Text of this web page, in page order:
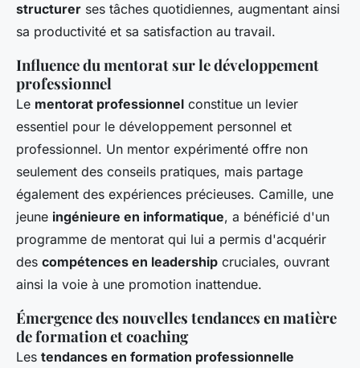
structurer ses tâches quotidiennes, augmentant ainsi
sa productivité et sa satisfaction au travail.
Influence du mentorat sur le développement
professionnel
Le mentorat professionnel constitue un levier
essentiel pour le développement personnel et
professionnel. Un mentor expérimenté offre non
seulement des conseils pratiques, mais partage
également des expériences précieuses. Camille, une
jeune ingénieure en informatique, a bénéficié d'un
programme de mentorat qui lui a permis d'acquérir
des compétences en leadership cruciales, ouvrant
ainsi la voie à une promotion inattendue.
Émergence des nouvelles tendances en matière
de formation et coaching
Les tendances en formation professionnelle